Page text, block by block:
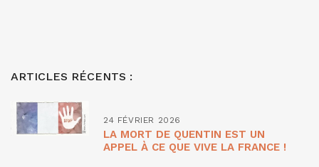
ARTICLES RÉCENTS :
24 FÉVRIER 2026
LA MORT DE QUENTIN EST UN
APPEL À CE QUE VIVE LA FRANCE !